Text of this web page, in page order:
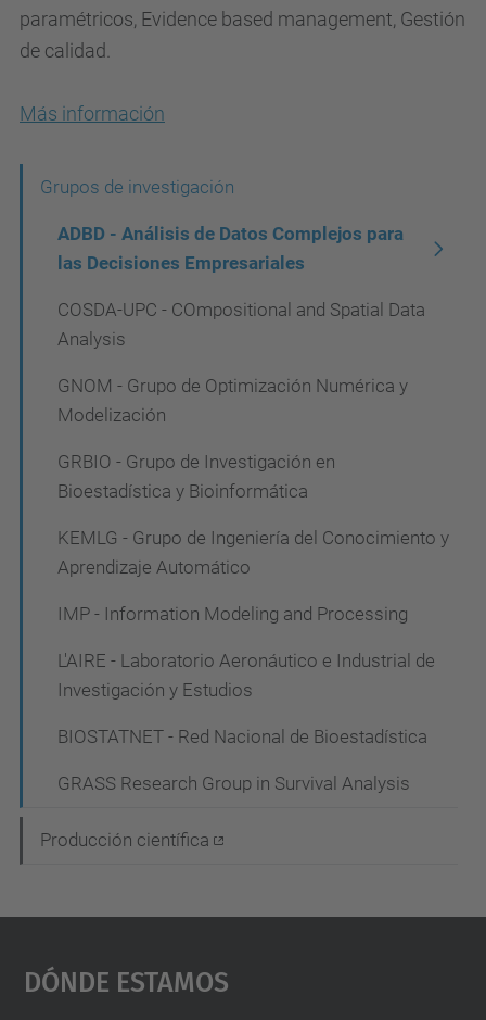
paramétricos, Evidence based management, Gestión
de calidad.
Más información
Grupos de investigación
ADBD - Análisis de Datos Complejos para
las Decisiones Empresariales
COSDA-UPC - COmpositional and Spatial Data
Analysis
GNOM - Grupo de Optimización Numérica y
Modelización
GRBIO - Grupo de Investigación en
Bioestadística y Bioinformática
KEMLG - Grupo de Ingeniería del Conocimiento y
Aprendizaje Automático
IMP - Information Modeling and Processing
L'AIRE - Laboratorio Aeronáutico e Industrial de
Investigación y Estudios
BIOSTATNET - Red Nacional de Bioestadística
GRASS Research Group in Survival Analysis
Producción científica
Dónde Estamos